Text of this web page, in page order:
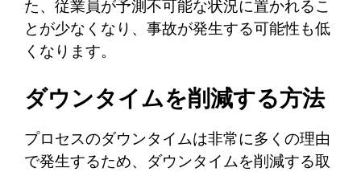
た、従業員が予測不可能な状況に置かれるこ
とが少なくなり、事故が発生する可能性も低
くなります。
ダウンタイムを削減する方法
プロセスのダウンタイムは非常に多くの理由
で発生するため、ダウンタイムを削減する取